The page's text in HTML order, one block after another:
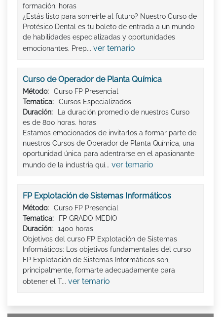
formación. horas
¿Estás listo para sonreírle al futuro? Nuestro Curso de
Protésico Dental es tu boleto de entrada a un mundo
de habilidades especializadas y oportunidades
emocionantes. Prep... ver temario
Curso de Operador de Planta Química
Método:
Curso FP Presencial
Tematica:
Cursos Especializados
Duración:
La duración promedio de nuestros Curso
es de 800 horas. horas
Estamos emocionados de invitarlos a formar parte de
nuestros Cursos de Operador de Planta Química, una
oportunidad única para adentrarse en el apasionante
mundo de la industria quí... ver temario
FP Explotación de Sistemas Informáticos
Método:
Curso FP Presencial
Tematica:
FP GRADO MEDIO
Duración:
1400 horas
Objetivos del curso FP Explotación de Sistemas
Informáticos: Los objetivos fundamentales del curso
FP Explotación de Sistemas Informáticos son,
principalmente, formarte adecuadamente para
obtener el T... ver temario